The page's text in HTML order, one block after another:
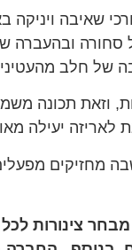
שאיבה ויניקה
סחורה
חלב
וזאת תכונה
לאריזה יעילה
מחזיקים
צינורות